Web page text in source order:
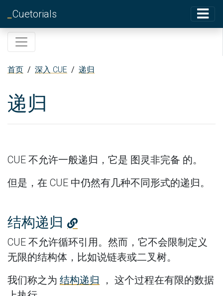
Cuetorials
首页 / 深入 CUE / 递归
递归
CUE 不允许一般递归，它是 图灵非完备 的。
但是，在 CUE 中仍然有几种不同形式的递归。
结构递归
CUE 不允许循环引用。然而，它不会限制定义
无限的结构体，比如说链表或二叉树。
我们称之为 结构递归 ， 这个过程在有限的数据